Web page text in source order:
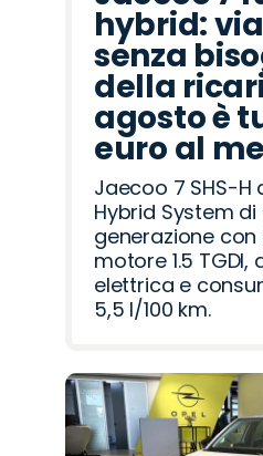
hybrid:
senza
della
agosto è
euro al
Jaecoo 7 SHS-H
Hybrid System di
generazione con
motore 1.5
elettrica e
5,5 l/100 km.